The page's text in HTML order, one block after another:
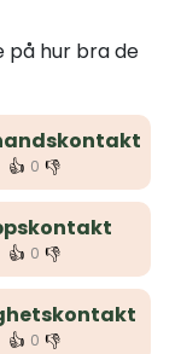
på hur bra de
👍 0 👎
👍 0 👎
👍 0 👎